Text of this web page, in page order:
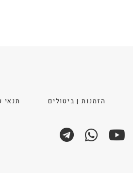
הזמנות | ביטולים תנאי